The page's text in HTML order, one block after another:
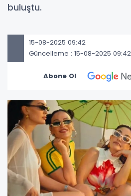
buluştu.
15-08-2025 09:42
Güncelleme : 15-08-2025 09:42
Abone Ol